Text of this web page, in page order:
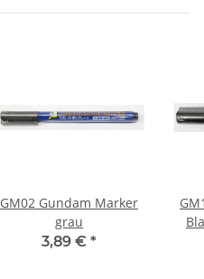
GM02 Gundam Marker
grau
3,89 € *